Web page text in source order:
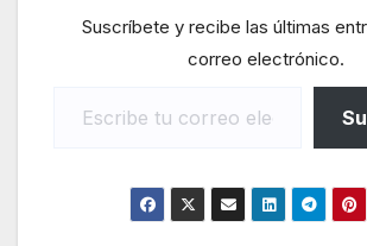
Suscríbete y recibe las últimas
correo electrónico.